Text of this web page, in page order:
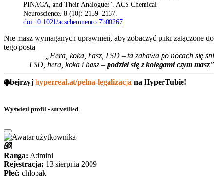
PINACA, and Their Analogues". ACS Chemical
Neuroscience. 8 (10): 2159–2167.
doi:10.1021/acschemneuro.7b00267
Nie masz wymaganych uprawnień, aby zobaczyć pliki załączone do
tego posta.
„Hera, koka, hasz, LSD – ta zabawa po nocach się śni
LSD, hera, koka i hasz – podziel się z kolegami czym masz”
Obejrzyj hyperreal.at/pelna-legalizacja na HyperTubie!
Wyświetl profil - surveilled
Ranga: Admini
Rejestracja: 13 sierpnia 2009
Płeć: chłopak